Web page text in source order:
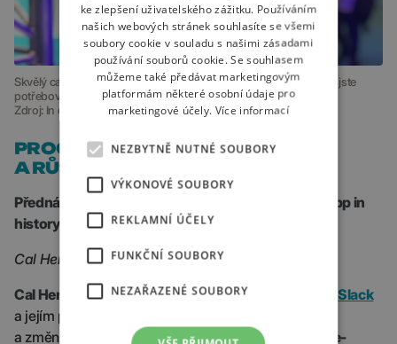
Skvělý catering, příjemná zeleň, ale i hudba byla k dispozici, když jste
potřebovali na chvíli vypnout a zrelaxovat.
Zdroj: In creative
PROCESY, E-MAILY, PLÁNOVÁNÍ
A RŮST
Přednáška: Inside the fastest-growing business app in
history
Cal Henderson, CTO a spoluzakladatel Slack
Cal Henderson povídal o roli komunikační aplikaceSlack
a jejím poslání. Snaží se změnit uživatelské chování
a změnit myšlení lidí, kteřík práci chybně využívají e-
ke zlepšení uživatelského zážitku. Používáním
našich webových stránek souhlasíte se všemi
soubory cookie v souladu s našimi zásadami
používání souborů cookie. Se souhlasem
můžeme také předávat marketingovým
platformám některé osobní údaje pro
marketingové účely. Více informací
NEZBYTNĚ NUTNÉ SOUBORY
VÝKONOVÉ SOUBORY
REKLAMNÍ ÚČELY
FUNKČNÍ SOUBORY
NEZAŘAZENÉ SOUBORY